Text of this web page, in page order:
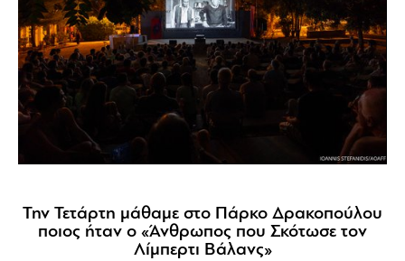
Την Τετάρτη μάθαμε στο Πάρκο Δρακοπούλου
ποιος ήταν ο «Άνθρωπος που Σκότωσε τον
Λίμπερτι Βάλανς»